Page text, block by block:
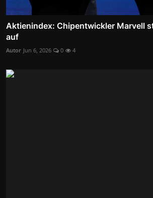
Aktienindex: Chipentwickler Marvell
auf
Autor Jun 6, 2026 0 4